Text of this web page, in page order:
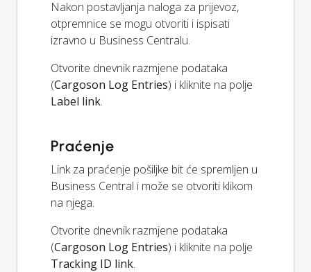
Nakon postavljanja naloga za prijevoz,
otpremnice se mogu otvoriti i ispisati
izravno u Business Centralu.
Otvorite dnevnik razmjene podataka
(Cargoson Log Entries) i kliknite na polje
Label link.
Praćenje
Link za praćenje pošiljke bit će spremljen u
Business Central i može se otvoriti klikom
na njega.
Otvorite dnevnik razmjene podataka
(Cargoson Log Entries) i kliknite na polje
Tracking ID link.